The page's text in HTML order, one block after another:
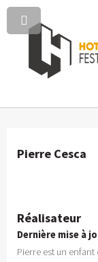
Pierre Cesca
Réalisateur
Dernière mise à
Pierre est un enfant